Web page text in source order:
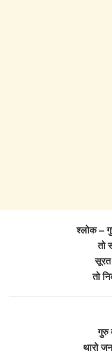
श्लोक –
तो
सूरत
तो
गुरु
थारो